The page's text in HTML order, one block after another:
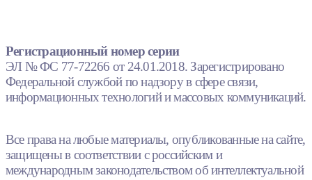
Регистрационный номер серии
ЭЛ № ФС 77-72266 от 24.01.2018. Зарегистрировано
Федеральной службой по надзору в сфере связи,
информационных технологий и массовых коммуникаций.
Все права на любые материалы, опубликованные на сайте,
защищены в соответствии с российским и
международным законодательством об интеллектуальной